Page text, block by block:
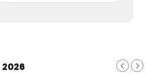
2026